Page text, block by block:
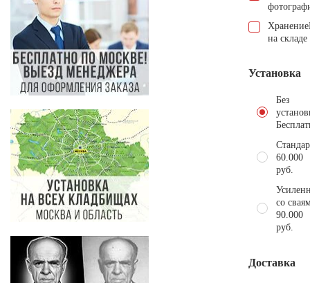
Хранение
на складе
Установка
Без
60.000
руб.
со
90.000
руб.
Доставка